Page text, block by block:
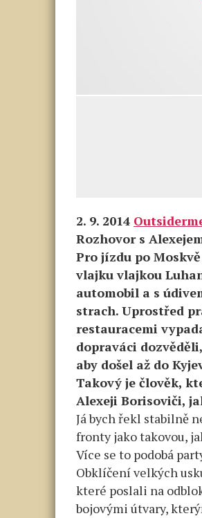
2. 9. 2014
Rozhovor s
Pro jízdu po
vlajku vlajkou
automobil a s
strach. Uprostřed
restauracemi
dopraváci
aby došel až do
Takový je člověk,
Alexeji Borisoviči,
Já bych řekl stabilně
fronty jako takovou,
Více se to podobá
Obklíčení velkých
které poslali na
bojovými útvary,